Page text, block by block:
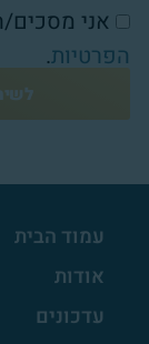
אני
הפרטיות.
עמוד הבית
אודות
עדכונים